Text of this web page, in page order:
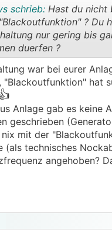
..
schrieb: Hast du nicht
? Du
nur gering bis
duerfen ?
war bei eurer
"Blackoutfunktion" hat
Anlage gab es keine
geschrieben
mit der
(als technisches
angehoben?